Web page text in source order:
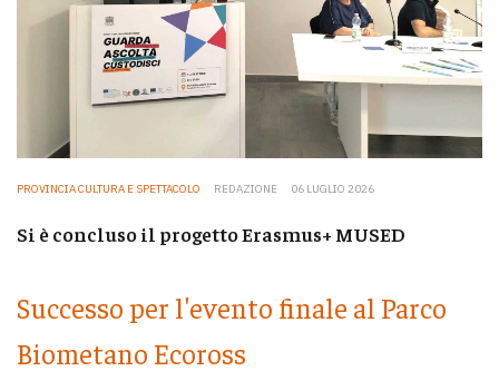
PROVINCIA CULTURA E SPETTACOLO REDAZIONE 06 LUGLIO 2026
Si è concluso il progetto Erasmus+ MUSED
Successo per l'evento finale al Parco
Biometano Ecoross